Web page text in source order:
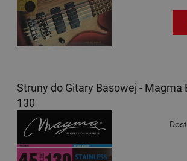
Struny do Gitary Basowej - Magma
130